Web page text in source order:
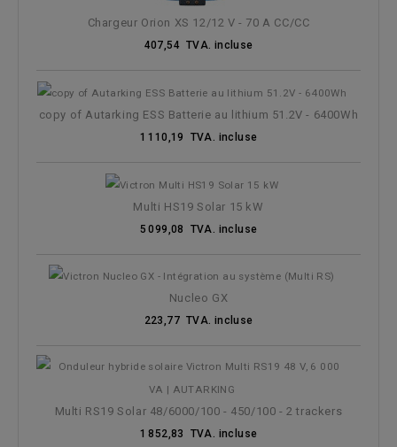
Chargeur Orion XS 12/12 V - 70 A CC/CC
407,54 TVA. incluse
copy of Autarking ESS Batterie au lithium 51.2V - 6400Wh
1 110,19 TVA. incluse
Multi HS19 Solar 15 kW
5 099,08 TVA. incluse
Nucleo GX
223,77 TVA. incluse
Multi RS19 Solar 48/6000/100 - 450/100 - 2 trackers
1 852,83 TVA. incluse